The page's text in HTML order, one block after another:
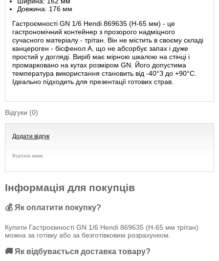
Довжина: 176 мм
Гастроємності GN 1/6 Hendi 869635 (Н-65 мм) - це
гастрономічний контейнер з прозорого надміцного
сучасного матеріалу - трітан. Він не містить в своєму складі
канцероген - бісфенол А, що не абсорбує запах і дуже
простий у догляді. Виріб має мірною шкалою на стінці і
промарковано на кутах розміром GN. Його допустима
температура використання становить від -40°З до +90°С.
Ідеально підходить для презентації готових страв.
Відгуки (0)
Додати відгук
Відгуків немає
Інформація для покупців
💰 Як оплатити покупку?
Купити Гастроємності GN 1/6 Hendi 869635 (Н-65 мм трітан)
можна за готівку або за безготівковим розрахунком.
🚚 Як відбувається доставка товару?